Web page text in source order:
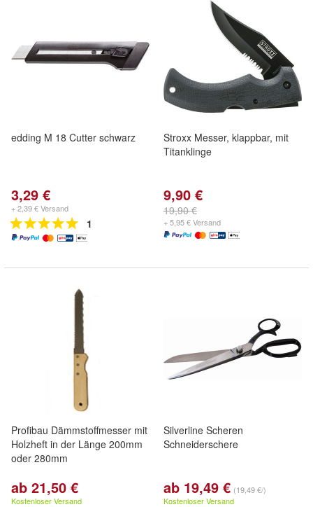
edding M 18 Cutter schwarz
3,29 €
+ 2,39 € Versand
1
Stroxx Messer, klappbar, mit
Titanklinge
9,90 €
19,90 €
+ 5,95 € Versand
Profibau Dämmstoffmesser mit
Holzheft in der Länge 200mm
oder 280mm
ab 21,50 €
Kostenloser Versand
Silverline Scheren
Schneiderschere
ab 19,49 € (19,49 €/)
Kostenloser Versand